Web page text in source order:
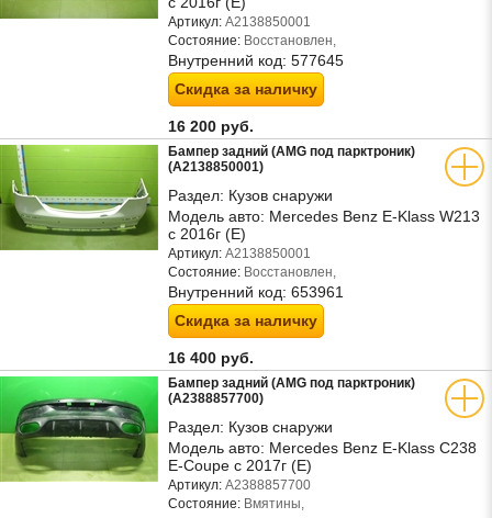
Артикул: A2138850001
Состояние: Восстановлен,
Внутренний код: 577645
Скидка за наличку
16 200 руб.
Бампер задний (AMG под парктроник)
(A2138850001)
Раздел: Кузов снаружи
Модель авто: Mercedes Benz E-Klass W213
с 2016г (Е)
Артикул: A2138850001
Состояние: Восстановлен,
Внутренний код: 653961
Скидка за наличку
16 400 руб.
Бампер задний (AMG под парктроник)
(A2388857700)
Раздел: Кузов снаружи
Модель авто: Mercedes Benz E-Klass C238
E-Coupe с 2017г (Е)
Артикул: A2388857700
Состояние: Вмятины,